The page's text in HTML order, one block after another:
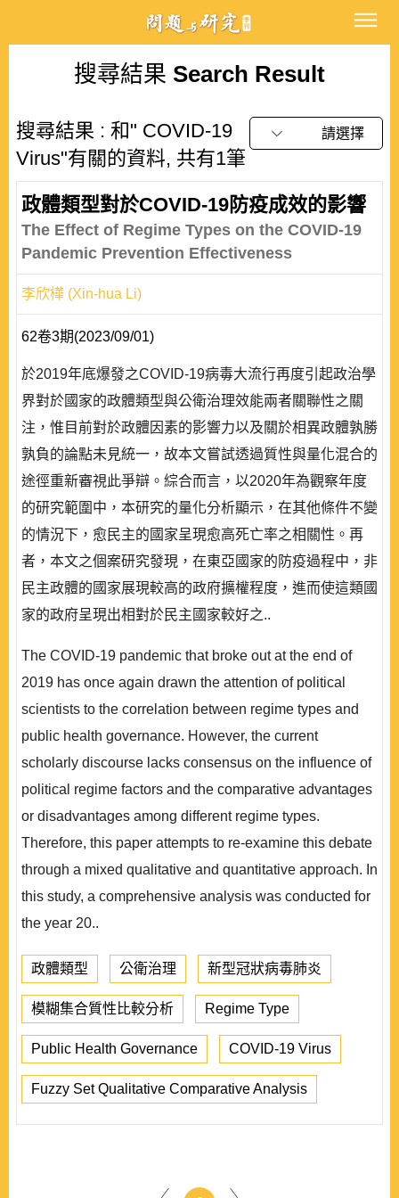
搜尋結果 Search Result
搜尋結果 : 和" COVID-19
Virus"有關的資料, 共有1筆
請選擇
政體類型對於COVID-19防疫成效的影響
The Effect of Regime Types on the COVID-19
Pandemic Prevention Effectiveness
李欣樺 (Xin-hua Li)
62卷3期(2023/09/01)
於2019年底爆發之COVID-19病毒大流行再度引起政治學
界對於國家的政體類型與公衛治理效能兩者關聯性之關
注，惟目前對於政體因素的影響力以及關於相異政體孰勝
孰負的論點未見統一，故本文嘗試透過質性與量化混合的
途徑重新審視此爭辯。綜合而言，以2020年為觀察年度
的研究範圍中，本研究的量化分析顯示，在其他條件不變
的情況下，愈民主的國家呈現愈高死亡率之相關性。再
者，本文之個案研究發現，在東亞國家的防疫過程中，非
民主政體的國家展現較高的政府擴權程度，進而使這類國
家的政府呈現出相對於民主國家較好之..
The COVID-19 pandemic that broke out at the end of
2019 has once again drawn the attention of political
scientists to the correlation between regime types and
public health governance. However, the current
scholarly discourse lacks consensus on the influence of
political regime factors and the comparative advantages
or disadvantages among different regime types.
Therefore, this paper attempts to re-examine this debate
through a mixed qualitative and quantitative approach. In
this study, a comprehensive analysis was conducted for
the year 20..
政體類型 公衛治理 新型冠狀病毒肺炎
模糊集合質性比較分析 Regime Type
Public Health Governance COVID-19 Virus
Fuzzy Set Qualitative Comparative Analysis